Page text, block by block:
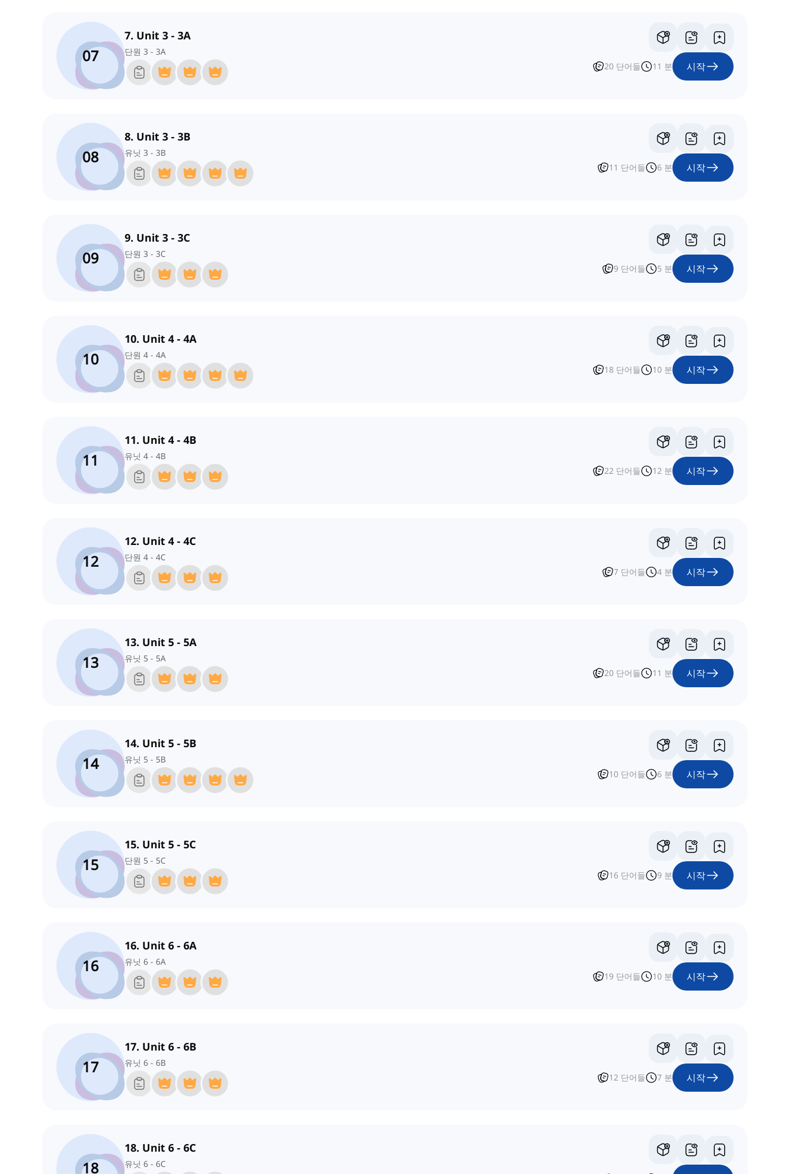
07
7. Unit 3 - 3A
단원 3 - 3A
20 단어들 11 분 시작
08
8. Unit 3 - 3B
유닛 3 - 3B
11 단어들 6 분 시작
09
9. Unit 3 - 3C
단원 3 - 3C
9 단어들 5 분 시작
10
10. Unit 4 - 4A
단원 4 - 4A
18 단어들 10 분 시작
11
11. Unit 4 - 4B
유닛 4 - 4B
22 단어들 12 분 시작
12
12. Unit 4 - 4C
단원 4 - 4C
7 단어들 4 분 시작
13
13. Unit 5 - 5A
유닛 5 - 5A
20 단어들 11 분 시작
14
14. Unit 5 - 5B
유닛 5 - 5B
10 단어들 6 분 시작
15
15. Unit 5 - 5C
단원 5 - 5C
16 단어들 9 분 시작
16
16. Unit 6 - 6A
유닛 6 - 6A
19 단어들 10 분 시작
17
17. Unit 6 - 6B
유닛 6 - 6B
12 단어들 7 분 시작
18
18. Unit 6 - 6C
유닛 6 - 6C